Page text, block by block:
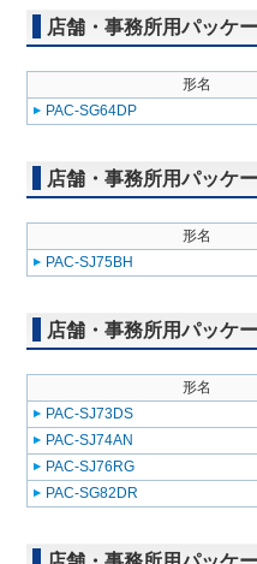
店舗・事務所用パッケ
形名
PAC-SG64DP
店舗・事務所用パッケ
形名
PAC-SJ75BH
店舗・事務所用パッケ
形名
PAC-SJ73DS
PAC-SJ74AN
PAC-SJ76RG
PAC-SG82DR